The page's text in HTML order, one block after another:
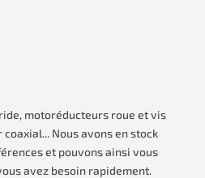
motoréducteurs roue et vis
Nous avons en stock
et pouvons ainsi vous
avez besoin rapidement.